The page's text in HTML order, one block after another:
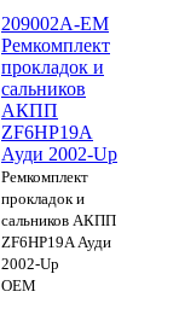
209002A-EM
Ремкомплект
прокладок и
сальников
АКПП
ZF6HP19A
Ауди 2002-Up
Ремкомплект
прокладок и
сальников АКПП
ZF6HP19A Ауди
2002-Up
OEM